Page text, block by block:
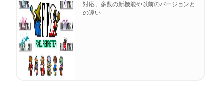
対応、多数の新機能や以前のバージョンと
の違い